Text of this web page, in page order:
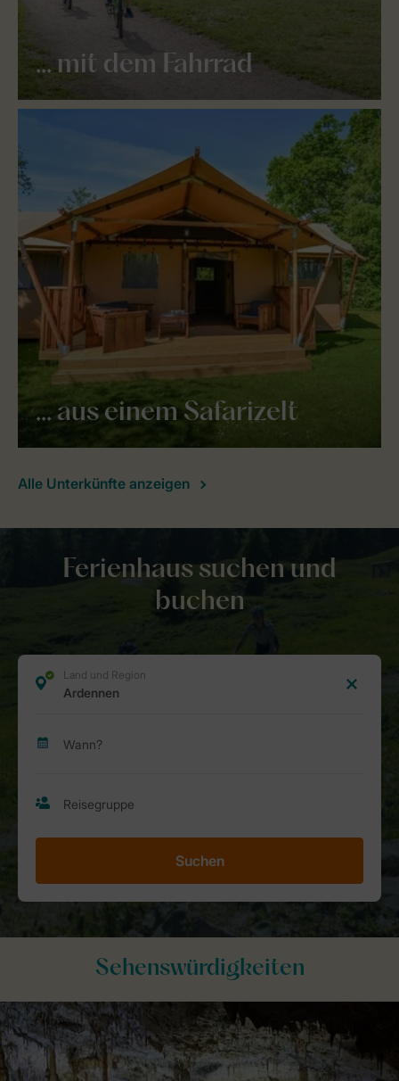
... mit dem Fahrrad
... aus einem Safarizelt
Alle Unterkünfte anzeigen
Ferienhaus suchen und
buchen
Suchen
Sehenswürdigkeiten